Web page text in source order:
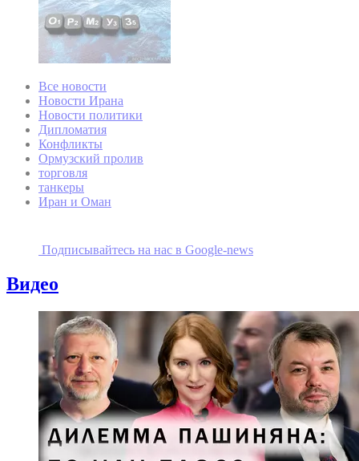
Все новости
Новости Ирана
Новости политики
Дипломатия
Конфликты
Ормузский пролив
торговля
танкеры
Иран и Оман
Подписывайтесь на наc в Google-news
Видео